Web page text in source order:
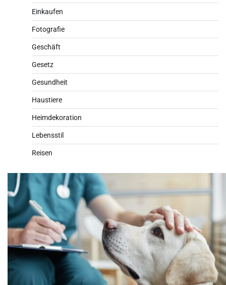
Einkaufen
Fotografie
Geschäft
Gesetz
Gesundheit
Haustiere
Heimdekoration
Lebensstil
Reisen